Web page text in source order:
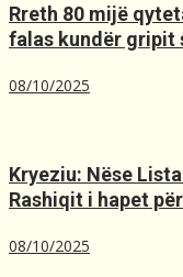
Rreth 80 mijë
falas kundër gripit
08/10/2025
Kryeziu: Nëse
Rashiqit i hapet
08/10/2025